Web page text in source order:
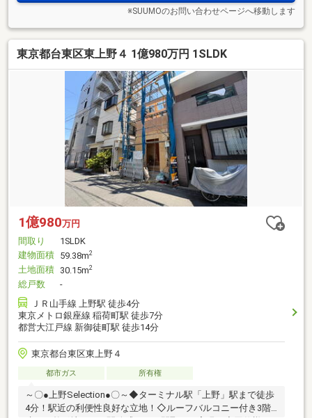
※SUUMOのお問い合わせページへ移動します
東京都台東区東上野４ 1億980万円 1SLDK
1億980万円
間取り
1SLDK
建物面積 59.38m2
土地面積 30.15m2
総戸数
-
ＪＲ山手線 上野駅 徒歩4分
東京メトロ銀座線 稲荷町駅 徒歩7分
都営大江戸線 新御徒町駅 徒歩14分
東京都台東区東上野４
都市ガス 所有権
～〇●上野Selection●〇～◆ターミナル駅「上野」駅まで徒歩
4分！駅近の利便性良好な立地！◇ルーフバルコニー付き3階